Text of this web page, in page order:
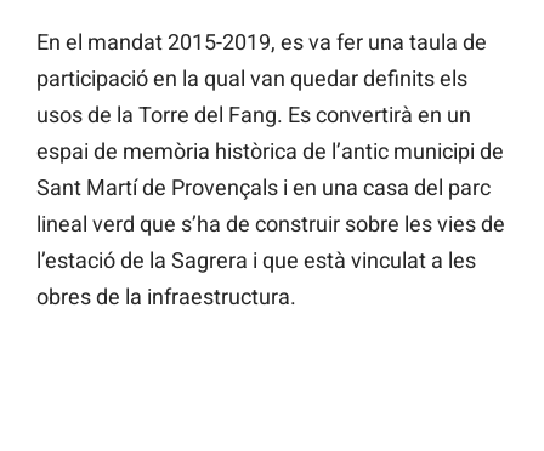
En el mandat 2015-2019, es va fer una taula de
participació en la qual van quedar definits els
usos de la Torre del Fang. Es convertirà en un
espai de memòria històrica de l’antic municipi de
Sant Martí de Provençals i en una casa del parc
lineal verd que s’ha de construir sobre les vies de
l’estació de la Sagrera i que està vinculat a les
obres de la infraestructura.